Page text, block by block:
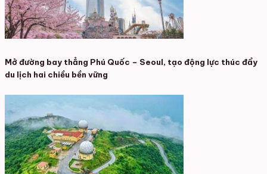
Mở đường bay thẳng Phú Quốc – Seoul, tạo động lực thúc đẩy
du lịch hai chiều bền vững